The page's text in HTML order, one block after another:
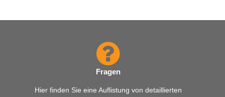
Fragen
Hier finden Sie eine Auflistung von detaillierten